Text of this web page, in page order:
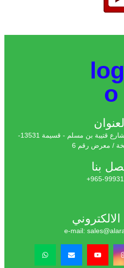
العنوان
الكويت , حولي , قطعة 11 - شارع قتيبة بن مسلم - قسيمة 13531-
/ معرض رقم 6
بنا
965-
الالكتروني
e-mail: